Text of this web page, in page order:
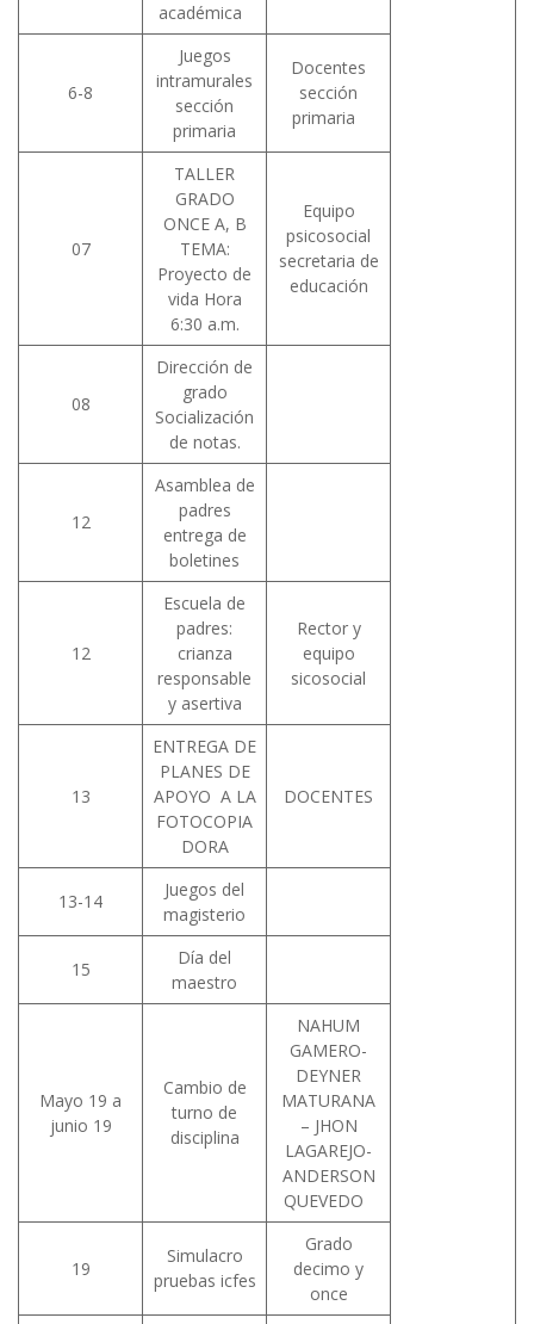
académica
6-8
Juegos
intramurales
sección
primaria
Docentes
sección
primaria
07
TALLER
GRADO
ONCE A, B
TEMA:
Proyecto de
vida Hora
6:30 a.m.
Equipo
psicosocial
secretaria de
educación
08
Dirección de
grado
Socialización
de notas.
12
Asamblea de
padres
entrega de
boletines
12
Escuela de
padres:
crianza
responsable
y asertiva
Rector y
equipo
sicosocial
13
ENTREGA DE
PLANES DE
APOYO A LA
FOTOCOPIA
DORA
DOCENTES
13-14
Juegos del
magisterio
15
Día del
maestro
Mayo 19 a
junio 19
Cambio de
turno de
disciplina
NAHUM
GAMERO-
DEYNER
MATURANA
– JHON
LAGAREJO-
ANDERSON
QUEVEDO
19
Simulacro
pruebas icfes
Grado
decimo y
once